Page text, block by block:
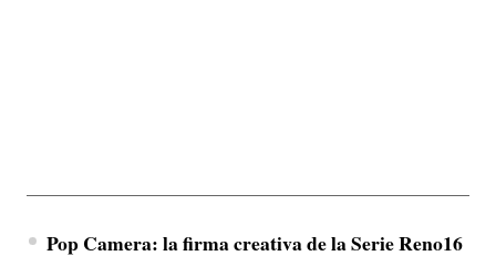
Pop Camera: la firma creativa de la Serie Reno16